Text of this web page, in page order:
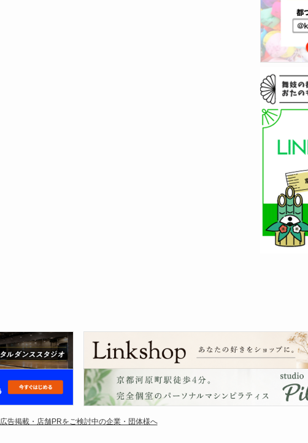
広告掲載・店舗PRをご検討中の企業・団体様へ